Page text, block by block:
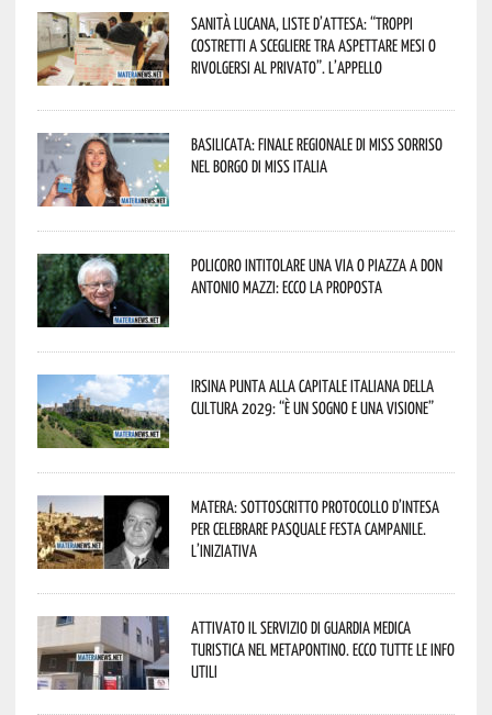
Sanità lucana, liste d’attesa: “Troppi
costretti a scegliere tra aspettare mesi o
rivolgersi al privato”. L’appello
Basilicata: finale regionale di Miss Sorriso
nel borgo di Miss Italia
Policoro intitolare una via o piazza a don
Antonio Mazzi: ecco la proposta
Irsina punta alla Capitale italiana della
Cultura 2029: “È un sogno e una visione”
Matera: sottoscritto protocollo d’intesa
per celebrare Pasquale Festa Campanile.
L’iniziativa
Attivato il servizio di Guardia Medica
Turistica nel Metapontino. Ecco tutte le info
utili